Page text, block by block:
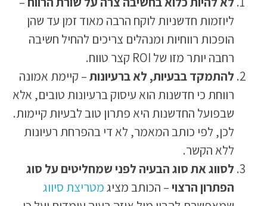
ליוזמות חדשניות לוקח הרבה מאוד זמן עד שהן
הופכות רווחיות ומנהלים צריכים להחיל חשיבה
רחבה יותר מזו של ROI קצר טווח.
להתמקד בבעיות, לא ברעיונות– קיימת אמונה
רווחת כי חדשנות הוא עיסוק ברעיונות טובים, אלא
שבפועל החדשנות היא פתרון טוב לבעיות קיימות.
לכן, לפי כותב המאמר, לא די בהפרחת רעיונות
ללא הקשר.
לסווג את סוג הבעיה לפני שמחליטים על סוג
הפתרון הרצוי– הכותב מציגמטריצת סיווג